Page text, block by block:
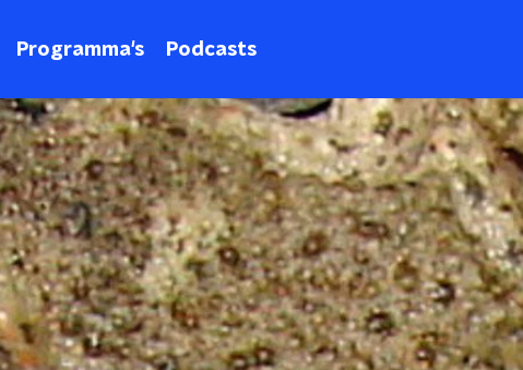
Programma's Podcasts